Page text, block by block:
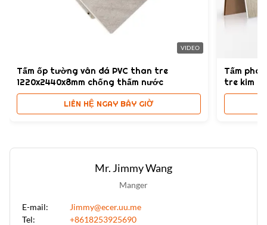
Thiết kế hiện đại, hiện đại và thanh lịch, tùy chỉnh
Bamboo Than gỗ đá cẩm thạch PVC tấm
VIDEO
Tấm ốp tường vân đá PVC than tre
1220x2440x8mm chống thấm nước
LIÊN HỆ NGAY BÂY GIỜ
Tấm pha
tre kim
Mr. Jimmy Wang
Manger
E-mail:
Jimmy@ecer.uu.me
Tel:
+8618253925690